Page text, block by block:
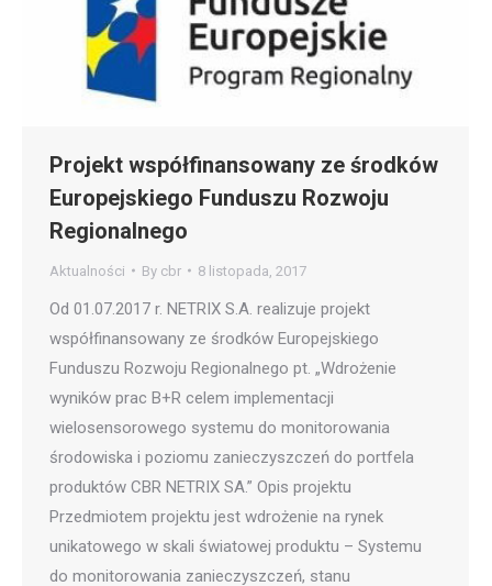
Projekt współfinansowany ze środków
Europejskiego Funduszu Rozwoju
Regionalnego
Aktualności By cbr 8 listopada, 2017
Od 01.07.2017 r. NETRIX S.A. realizuje projekt
współfinansowany ze środków Europejskiego
Funduszu Rozwoju Regionalnego pt. „Wdrożenie
wyników prac B+R celem implementacji
wielosensorowego systemu do monitorowania
środowiska i poziomu zanieczyszczeń do portfela
produktów CBR NETRIX SA.” Opis projektu
Przedmiotem projektu jest wdrożenie na rynek
unikatowego w skali światowej produktu – Systemu
do monitorowania zanieczyszczeń, stanu